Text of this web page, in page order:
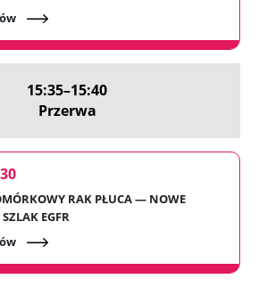
15:35–15:40
Przerwa
RAK PŁUCA — NOWE
EGFR